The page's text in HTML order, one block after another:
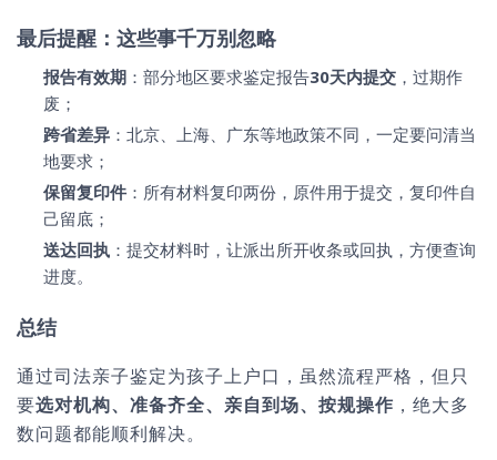
最后提醒：这些事千万别忽略
报告有效期 ：部分地区要求鉴定报告30天内提交 ，过期作
废；
跨省差异 ：北京、上海、广东等地政策不同，一定要问清当
地要求；
保留复印件 ：所有材料复印两份，原件用于提交，复印件自
己留底；
送达回执 ：提交材料时，让派出所开收条或回执，方便查询
进度。
总结
通过司法亲子鉴定为孩子上户口，虽然流程严格，但只
要选对机构、准备齐全、亲自到场、按规操作 ，绝大多
数问题都能顺利解决。